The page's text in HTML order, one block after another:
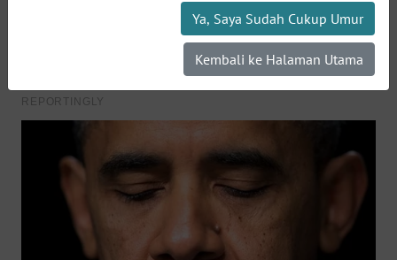
Ya, Saya Sudah Cukup Umur
Kembali ke Halaman Utama
CIREBON
INDRAMAYU
WN
KUNINGAN